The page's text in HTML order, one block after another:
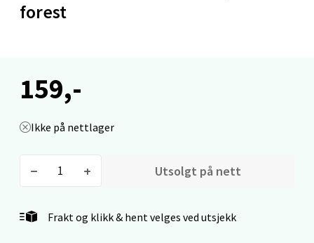
forest
159,-
Ikke på nettlager
Utsolgt på nett
Frakt og klikk & hent velges ved utsjekk
0 i butikk
Stavanger og Sandnes - Kvadrat
Åpent i dag 10-21